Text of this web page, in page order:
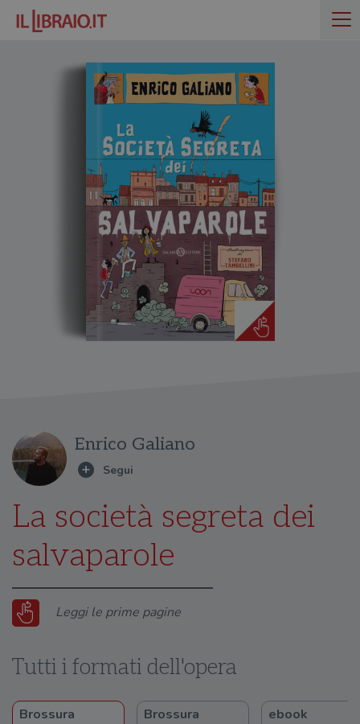
Enrico Galiano
La società segreta dei
salvaparole
Leggi le prime pagine
Tutti i formati dell'opera
Brossura Brossura ebook